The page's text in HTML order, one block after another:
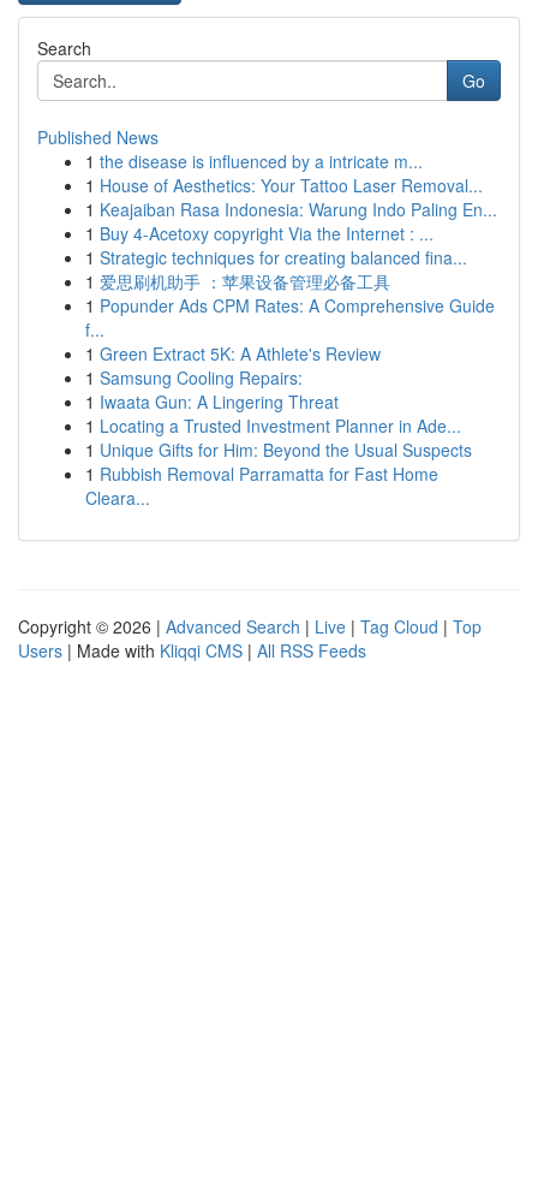
Search
Go
Published News
1 the disease is influenced by a intricate m...
1 House of Aesthetics: Your Tattoo Laser Removal...
1 Keajaiban Rasa Indonesia: Warung Indo Paling En...
1 Buy 4-Acetoxy copyright Via the Internet : ...
1 Strategic techniques for creating balanced fina...
1 爱思刷机助手 ：苹果设备管理必备工具
1 Popunder Ads CPM Rates: A Comprehensive Guide
f...
1 Green Extract 5K: A Athlete's Review
1 Samsung Cooling Repairs:
1 Iwaata Gun: A Lingering Threat
1 Locating a Trusted Investment Planner in Ade...
1 Unique Gifts for Him: Beyond the Usual Suspects
1 Rubbish Removal Parramatta for Fast Home
Cleara...
Copyright © 2026 | Advanced Search | Live | Tag Cloud | Top
Users | Made with Kliqqi CMS | All RSS Feeds